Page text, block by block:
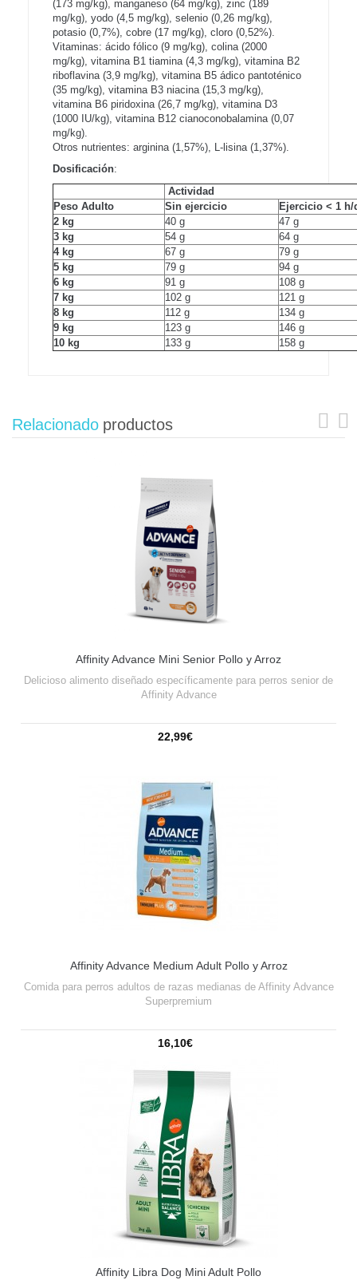
(173 mg/kg), manganeso (64 mg/kg), zinc (189
mg/kg), yodo (4,5 mg/kg), selenio (0,26 mg/kg),
potasio (0,7%), cobre (17 mg/kg), cloro (0,52%).
Vitaminas: ácido fólico (9 mg/kg), colina (2000
mg/kg), vitamina B1 tiamina (4,3 mg/kg), vitamina B2
riboflavina (3,9 mg/kg), vitamina B5 ádico pantoténico
(35 mg/kg), vitamina B3 niacina (15,3 mg/kg),
vitamina B6 piridoxina (26,7 mg/kg), vitamina D3
(1000 IU/kg), vitamina B12 cianoconobalamina (0,07
mg/kg).
Otros nutrientes: arginina (1,57%), L-lisina (1,37%).
Dosificación:
Actividad
Peso Adulto
Sin ejercicio
Ejercicio < 1 h/
2 kg
40 g
47 g
3 kg
54 g
64 g
4 kg
67 g
79 g
5 kg
79 g
94 g
6 kg
91 g
108 g
7 kg
102 g
121 g
8 kg
112 g
134 g
9 kg
123 g
146 g
10 kg
133 g 158 g
Relacionado productos
Affinity Advance Mini Senior Pollo y Arroz
Delicioso alimento diseñado específicamente para perros senior de
Affinity Advance
22,99€
Affinity Advance Medium Adult Pollo y Arroz
Comida para perros adultos de razas medianas de Affinity Advance
Superpremium
16,10€
Affinity Libra Dog Mini Adult Pollo